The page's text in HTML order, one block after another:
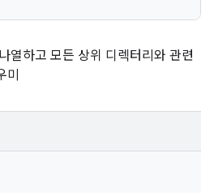
열하고 모든 상위 디렉터리와 관련
미